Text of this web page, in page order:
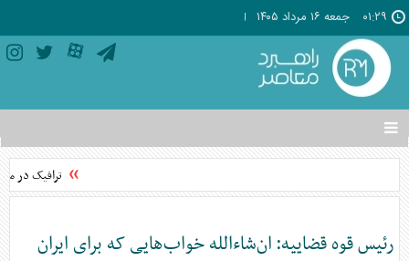
۰۱:۲۹ جمعه ۱۶ مرداد ۱۴۰۵
تغییر
وضعیت
منوی
ها
ترافیک در
رئیس قوه قضاییه: ان‌شاءالله خواب‌هایی که برای ایران